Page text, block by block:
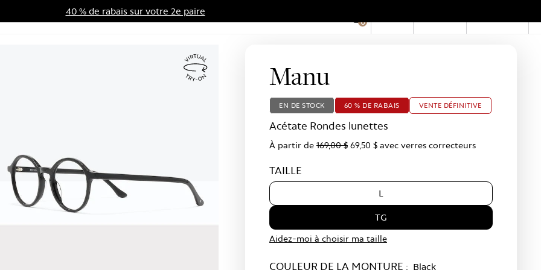
40 % de rabais sur votre 2e paire
Soldes 0
Manu
EN DE STOCK 60 % DE RABAIS VENTE DÉFINITIVE
Acétate Rondes lunettes
À partir de 169,00 $ 69,50 $ avec verres correcteurs
TAILLE
L
TG
Aidez-moi à choisir ma taille
COULEUR DE LA MONTURE : Black